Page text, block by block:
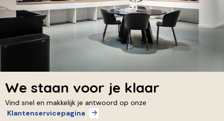
We staan voor je klaar
Vind snel en makkelijk je antwoord op onze
Klantenservicepagina